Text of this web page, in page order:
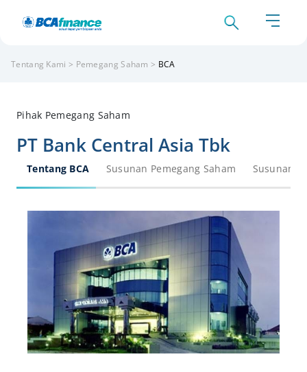
Tentang Kami > Pemegang Saham> BCA
Pihak Pemegang Saham
PT Bank Central Asia Tbk
Tentang BCA Susunan Pemegang Saham Susunan